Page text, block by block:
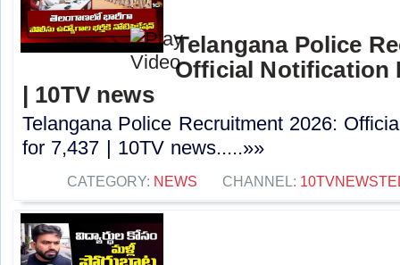
Telangana Police
Official Notification
| 10TV news
Telangana Police Recruitment 2026:
for 7,437 | 10TV news.....»»
CATEGORY: NEWS CHANNEL: